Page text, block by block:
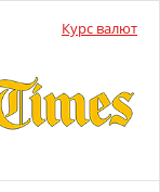
Курс валют